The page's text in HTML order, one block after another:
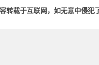
转载于互联网，如无意中侵犯